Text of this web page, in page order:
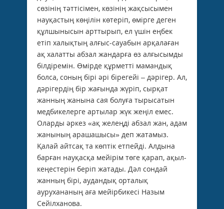
сөзінің тәттісімен, көзінің жақсысымен
науқастың көңілін көтеріп, өмірге деген
құлшынысын арттырып, ел үшін еңбек
етіп халықтың алғыс-сауабын арқалаған
ақ халатты абзал жандарға өз алғысымды
білдіремін. Өмipде құрметті мамандық
болса, соның бірі әрі бірегейі – дәрігер. Ал,
дәрігердің бір жағында жүріп, сырқат
жанның жанына сая болуға тырысатын
медбикелерге артылар жүк жеңіл емес.
Оларды әркез «ақ желеңді абзал жан, адам
жанының арашашысы» деп жатамыз.
Қалай айтсақ та көптік етпейді. Алдына
барған науқасқа мейірім төге қарап, ақыл-
кеңестерін беріп жатады. Дәл сондай
жанның бірі, аудандық орталық
аурухананың аға мейірбикесі Назым
Сейілханова.